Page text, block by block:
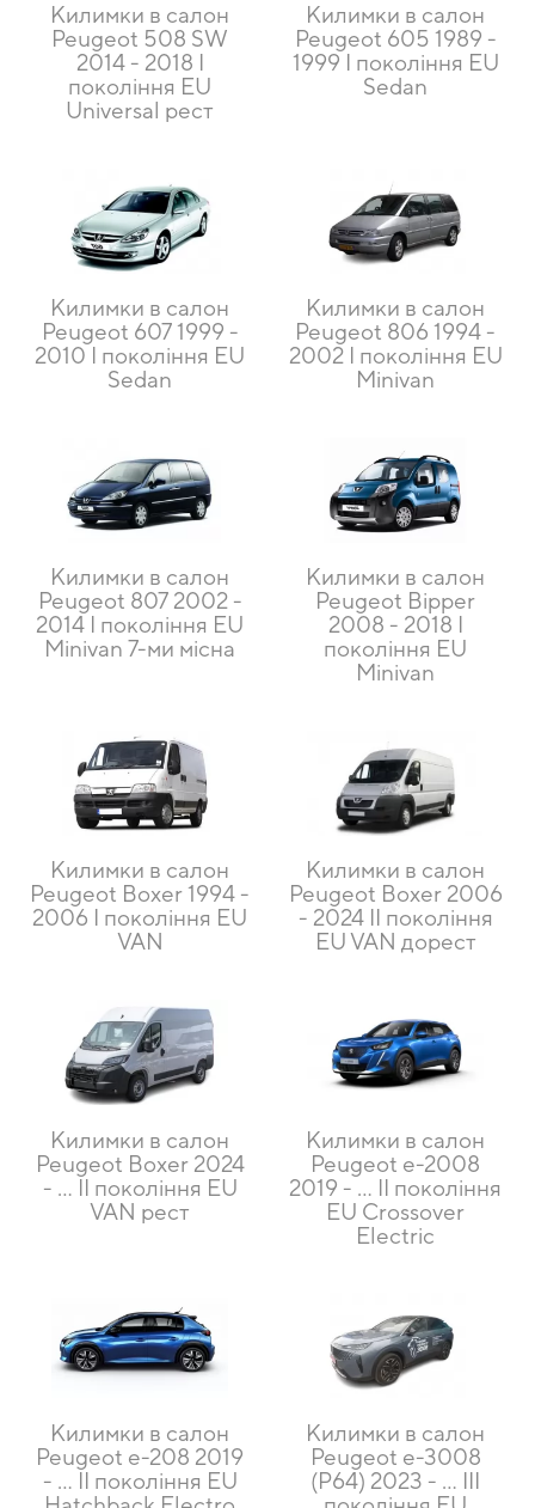
Килимки в салон
Peugeot 508 SW
2014 - 2018 I
покоління EU
Universal рест
Килимки в салон
Peugeot 605 1989 -
1999 I покоління EU
Sedan
Килимки в салон
Peugeot 607 1999 -
2010 I покоління EU
Sedan
Килимки в салон
Peugeot 806 1994 -
2002 I покоління EU
Minivan
Килимки в салон
Peugeot 807 2002 -
2014 I покоління EU
Minivan 7-ми місна
Килимки в салон
Peugeot Bipper
2008 - 2018 I
покоління EU
Minivan
Килимки в салон
Peugeot Boxer 1994 -
2006 I покоління EU
VAN
Килимки в салон
Peugeot Boxer 2006
- 2024 II покоління
EU VAN дорест
Килимки в салон
Peugeot Boxer 2024
- ... II покоління EU
VAN рест
Килимки в салон
Peugeot e-2008
2019 - … II покоління
EU Crossover
Electric
Килимки в салон
Peugeot e-208 2019
- ... II покоління EU
Килимки в салон
Peugeot e-3008
(P64) 2023 - ... III